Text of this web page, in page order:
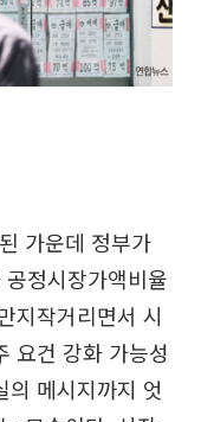
가운데 정부가
정시장가액비율
지작거리면서 시
요건 강화 가능성
의 메시지까지 엇